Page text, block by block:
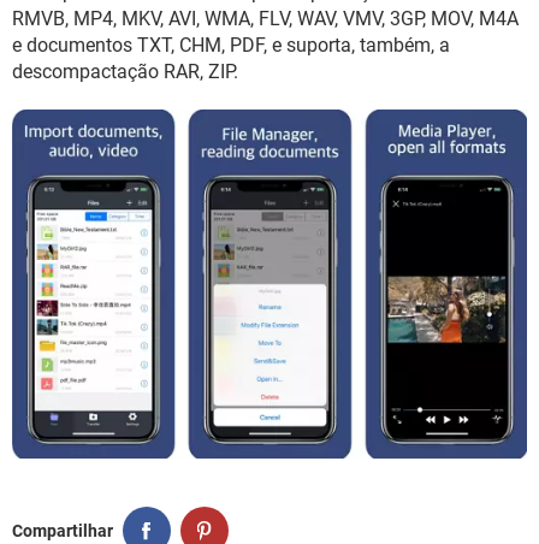
RMVB, MP4, MKV, AVI, WMA, FLV, WAV, VMV, 3GP, MOV, M4A
e documentos TXT, CHM, PDF, e suporta, também, a
descompactação RAR, ZIP.
Compartilhar